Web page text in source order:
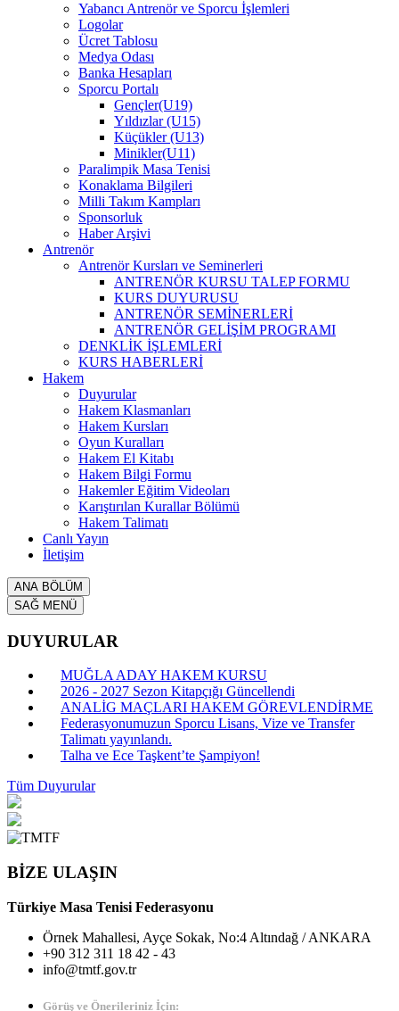
Yabancı Antrenör ve Sporcu İşlemleri
Logolar
Ücret Tablosu
Medya Odası
Banka Hesapları
Sporcu Portalı
Gençler(U19)
Yıldızlar (U15)
Küçükler (U13)
Minikler(U11)
Paralimpik Masa Tenisi
Konaklama Bilgileri
Milli Takım Kampları
Sponsorluk
Haber Arşivi
Antrenör
Antrenör Kursları ve Seminerleri
ANTRENÖR KURSU TALEP FORMU
KURS DUYURUSU
ANTRENÖR SEMİNERLERİ
ANTRENÖR GELİŞİM PROGRAMI
DENKLİK İŞLEMLERİ
KURS HABERLERİ
Hakem
Duyurular
Hakem Klasmanları
Hakem Kursları
Oyun Kuralları
Hakem El Kitabı
Hakem Bilgi Formu
Hakemler Eğitim Videoları
Karıştırılan Kurallar Bölümü
Hakem Talimatı
Canlı Yayın
İletişim
ANA BÖLÜM
SAĞ MENÜ
DUYURULAR
MUĞLA ADAY HAKEM KURSU
2026 - 2027 Sezon Kitapçığı Güncellendi
ANALİG MAÇLARI HAKEM GÖREVLENDİRME
Federasyonumuzun Sporcu Lisans, Vize ve Transfer
Talimatı yayınlandı.
Talha ve Ece Taşkent’te Şampiyon!
Tüm Duyurular
BİZE ULAŞIN
Türkiye Masa Tenisi Federasyonu
Örnek Mahallesi, Ayçe Sokak, No:4 Altındağ / ANKARA
+90 312 311 18 42 - 43
info@tmtf.gov.tr
Görüş ve Önerileriniz İçin: